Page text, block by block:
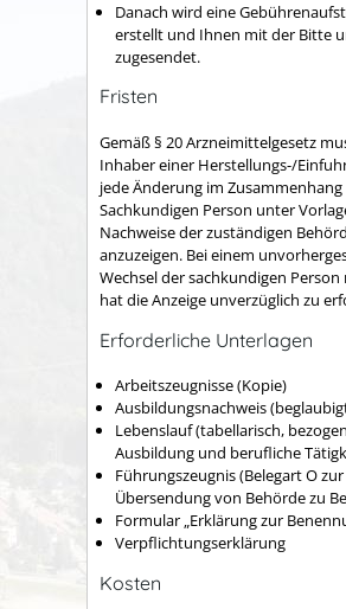
Danach wird eine
erstellt und Ihnen mit der Bitte
zugesendet.
Fristen
Gemäß § 20 Arzneimittelgesetz
Inhaber einer Herstellungs-/
jede Änderung im
Sachkundigen Person unter
Nachweise der zuständigen
anzuzeigen. Bei einem
Wechsel der sachkundigen Person
hat die Anzeige unverzüglich zu
Erforderliche Unterlagen
Arbeitszeugnisse (Kopie)
Ausbildungsnachweis
Lebenslauf (tabellarisch,
Ausbildung und berufliche
Führungszeugnis (Belegart O
Übersendung von Behörde zu
Formular „Erklärung zur
Verpflichtungserklärung
Kosten